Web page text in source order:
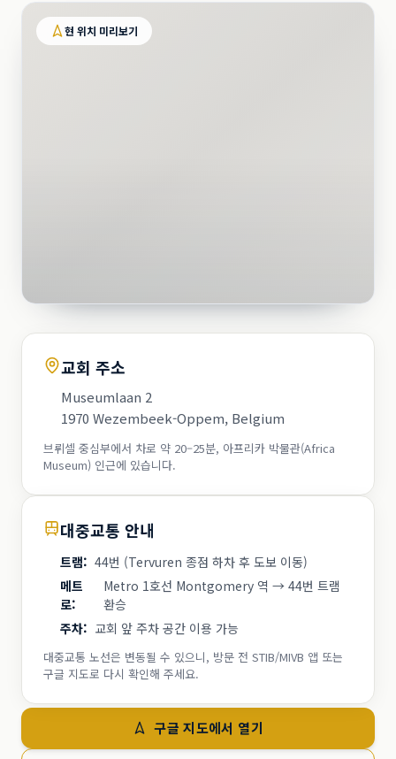
현 위치 미리보기
교회 주소
Museumlaan 2
1970 Wezembeek-Oppem, Belgium
브뤼셀 중심부에서 차로 약 20–25분, 아프리카 박물관(Africa
Museum) 인근에 있습니다.
대중교통 안내
트램: 44번 (Tervuren 종점 하차 후 도보 이동)
메트
로:
Metro 1호선 Montgomery 역 → 44번 트램
환승
주차: 교회 앞 주차 공간 이용 가능
대중교통 노선은 변동될 수 있으니, 방문 전 STIB/MIVB 앱 또는
구글 지도로 다시 확인해 주세요.
구글 지도에서 열기